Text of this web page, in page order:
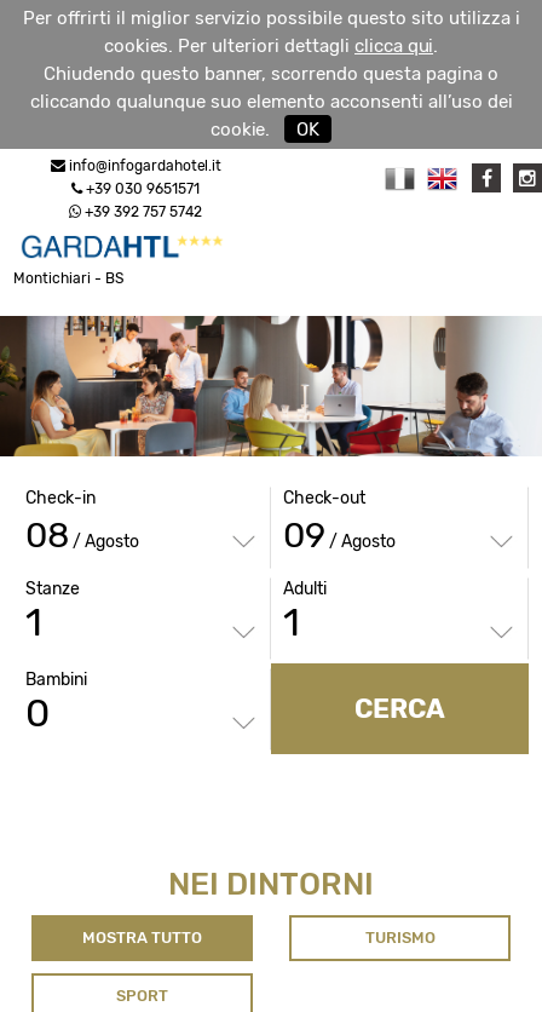
Per offrirti il miglior servizio possibile questo sito utilizza i
cookies. Per ulteriori dettagli clicca qui.
Chiudendo questo banner, scorrendo questa pagina o
cliccando qualunque suo elemento acconsenti all’uso dei
cookie.
OK
Montichiari - BS
info@infogardahotel.it
+39 030 9651571
+39 392 757 5742
Check-in
08 / Agosto
Check-out
09 / Agosto
Stanze Adulti
Bambini
CERCA
NEI DINTORNI
MOSTRA TUTTO TURISMO
SPORT